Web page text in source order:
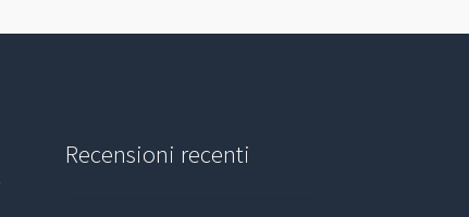
Recensioni recenti